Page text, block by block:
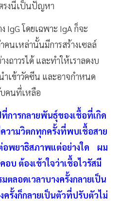
รงนี้เป็นปัญหา
IgG โดยเฉพาะ IgA ก็จะ
คนเหล่านั้นมีการสร้างเซลล์
ถาวรได้ และทำให้เราลดงบ
ำเข้าวัคซีน และอาจกำหนด
คนที่เหลือ
การกลายพันธุ์ของเชื้อที่เกิด
วามวิตกทุกครั้งที่พบเชื้อสาย
พยาธิสภาพแต่อย่างใด ผม
บ ต้องเข้าใจว่าเชื้อไวรัสมี
ตลอดเวลาบางครั้งกลายเป็น
รั้งก็กลายเป็นตัวที่ปรับตัวไม่